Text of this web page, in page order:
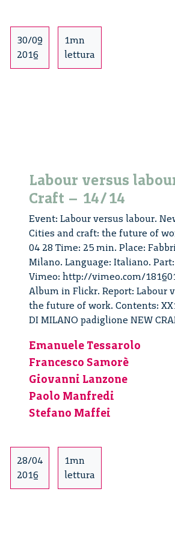
30/09
2016
1mn
lettura
Labour versus
Craft – 14/14
Event: Labour versus labour.
Cities and craft: the future of
04 28 Time: 25 min. Place:
Milano. Language: Italiano.
Vimeo: http://vimeo.com/
Album in Flickr. Report: Labour
the future of work. Contents:
DI MILANO padiglione NEW
Emanuele Tessarolo
Francesco Samorè
Giovanni Lanzone
Paolo Manfredi
Stefano Maffei
28/04
2016
1mn
lettura